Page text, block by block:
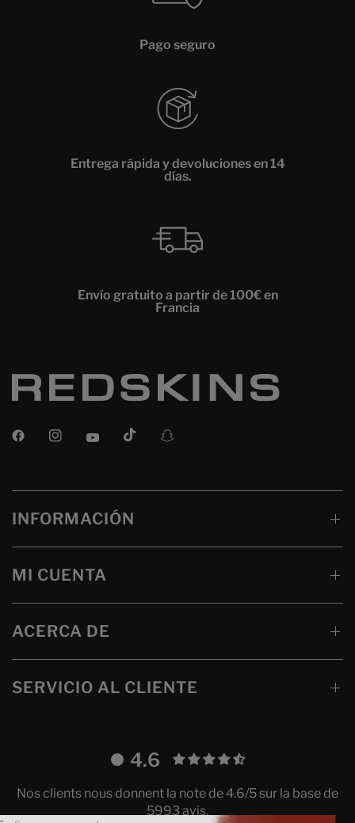
Pago seguro
Entrega rápida y devoluciones en 14
días.
Envío gratuito a partir de 100€ en
Francia
INFORMACIÓN
MI CUENTA
ACERCA DE
SERVICIO AL CLIENTE
4.6
Nos clients nous donnent la note de 4.6/5 sur la base de
5993 avis.